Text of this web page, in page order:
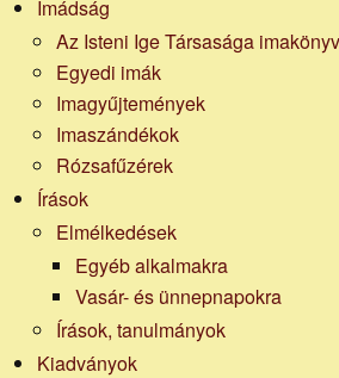
Imádság
Az Isteni Ige Társasága
Egyedi imák
Imagyűjtemények
Imaszándékok
Rózsafűzérek
Írások
Elmélkedések
Egyéb alkalmakra
Vasár- és ünnepnapokra
Írások, tanulmányok
Kiadványok